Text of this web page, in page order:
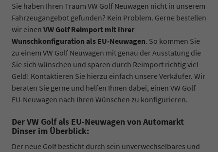
Sie haben Ihren Traum VW Golf Neuwagen nicht in unserem
Fahrzeugangebot gefunden? Kein Problem. Gerne bestellen
wir einen VW Golf Reimport mit Ihrer
Wunschkonfiguration als EU-Neuwagen. So kommen Sie
zu einem VW Golf Neuwagen mit genau der Ausstatung die
Sie sich wünschen und sparen durch Reimport richtig viel
Geld! Kontaktieren Sie hierzu einfach unsere Verkäufer. Wir
beraten Sie gerne und helfen Ihnen dabei, einen VW Golf
EU-Neuwagen nach Ihren Wünschen zu konfigurieren.
Der VW Golf als EU-Neuwagen von Automarkt
Dinser im Überblick:
Der neue Golf besticht durch sein unverwechselbares und